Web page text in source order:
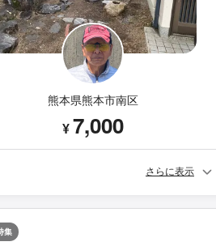
熊本県熊本市南区
¥7,000
さらに表示
集